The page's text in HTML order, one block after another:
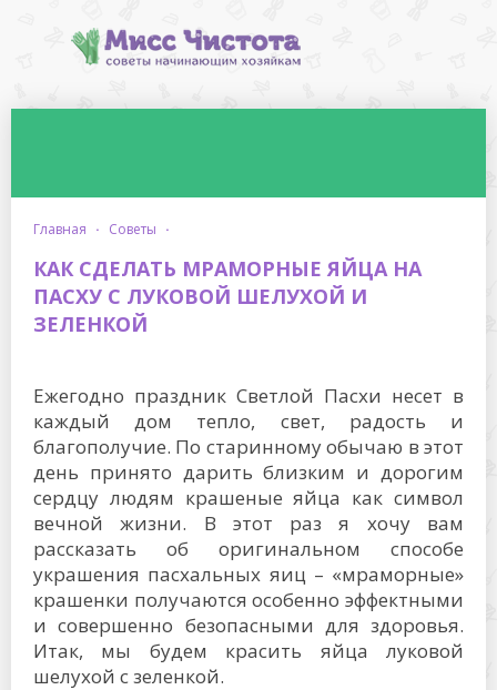
главная · советы ·
КАК СДЕЛАТЬ МРАМОРНЫЕ ЯЙЦА НА
ПАСХУ С ЛУКОВОЙ ШЕЛУХОЙ И
ЗЕЛЕНКОЙ
Ежегодно праздник Светлой Пасхи несет в
каждый дом тепло, свет, радость и
благополучие. По старинному обычаю в этот
день принято дарить близким и дорогим
сердцу людям крашеные яйца как символ
вечной жизни. В этот раз я хочу вам
рассказать об оригинальном способе
украшения пасхальных яиц – «мраморные»
крашенки получаются особенно эффектными
и совершенно безопасными для здоровья.
Итак, мы будем красить яйца луковой
шелухой с зеленкой.